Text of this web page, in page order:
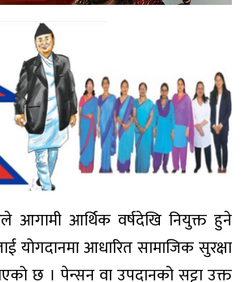
आगामी आर्थिक वर्षदेखि नियुक्त हुने
योगदानमा आधारित सामाजिक सुरक्षा
छ । पेन्सन वा उपदानको सट्टा उक्त